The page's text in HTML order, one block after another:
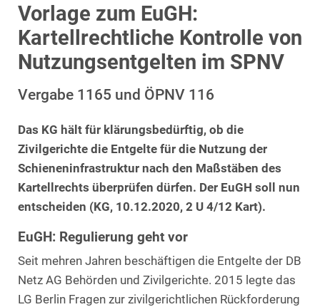
Vorlage zum EuGH:
Kartellrechtliche Kontrolle von
Nutzungsentgelten im SPNV
Vergabe 1165 und ÖPNV 116
Das KG hält für klärungsbedürftig, ob die
Zivilgerichte die Entgelte für die Nutzung der
Schieneninfrastruktur nach den Maßstäben des
Kartellrechts überprüfen dürfen. Der EuGH soll nun
entscheiden (KG, 10.12.2020, 2 U 4/12 Kart).
EuGH: Regulierung geht vor
Seit mehren Jahren beschäftigen die Entgelte der DB
Netz AG Behörden und Zivilgerichte. 2015 legte das
LG Berlin Fragen zur zivilgerichtlichen Rückforderung